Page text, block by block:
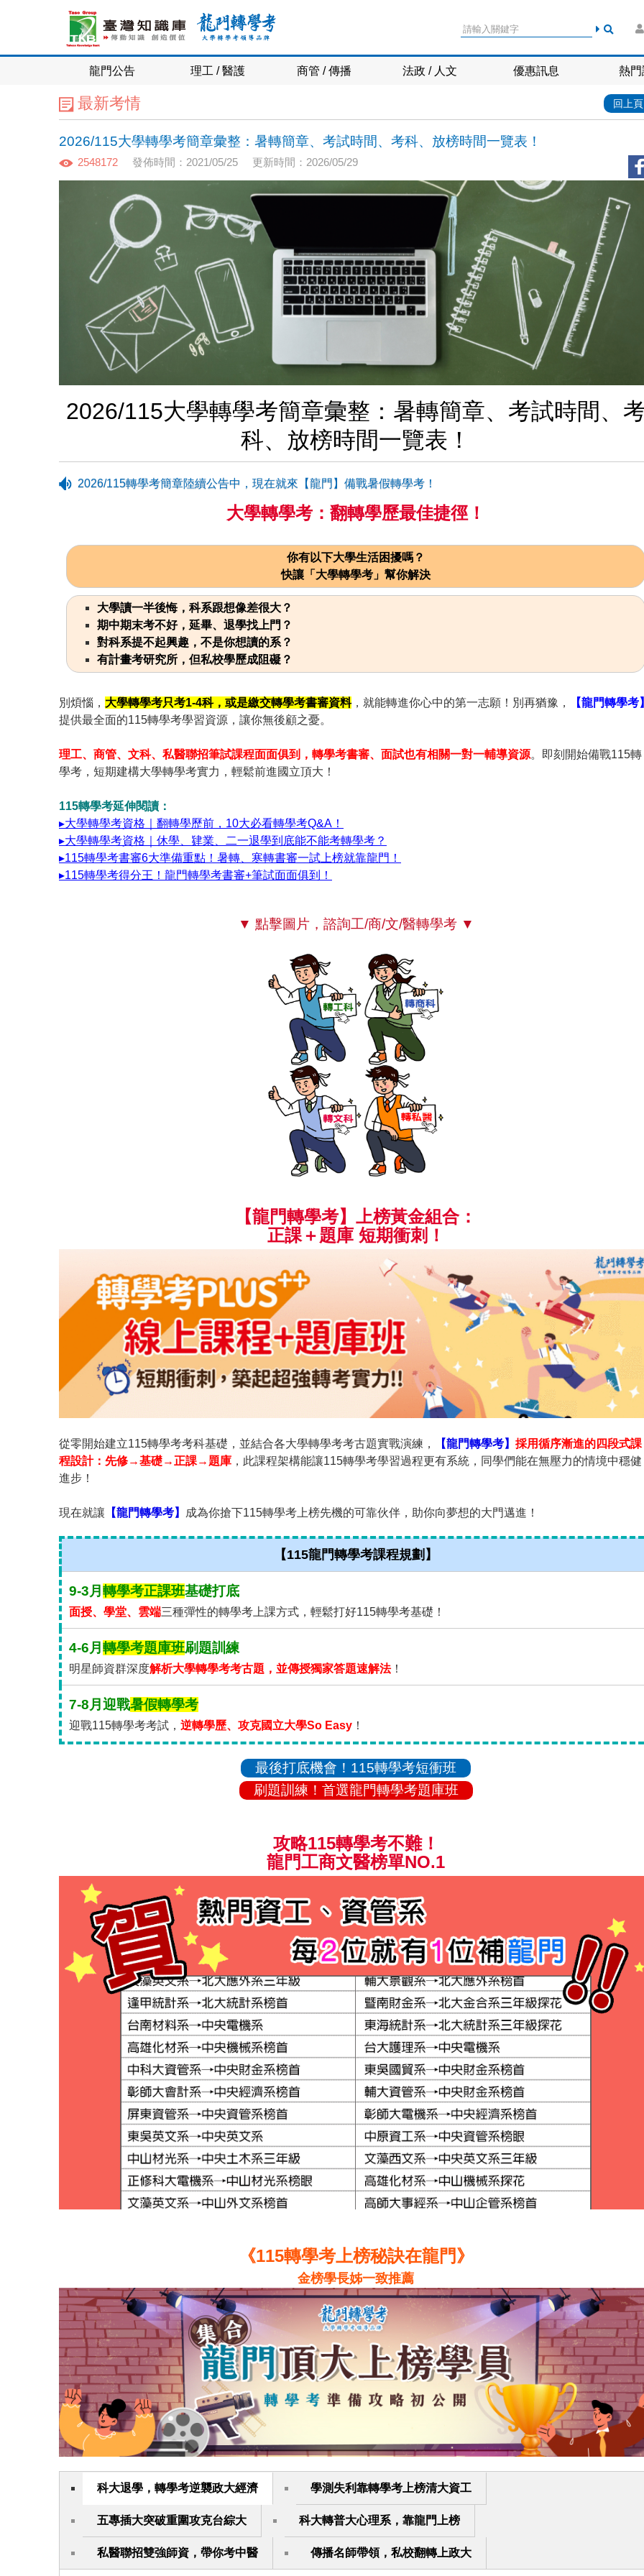
龍門公告 理工 / 醫護 商管 / 傳播 法政 / 人文 優惠訊息 熱
最新考情 回上頁
2026/115大學轉學考簡章彙整：暑轉簡章、考試時間、考科、放榜時間一覽表！
2548172 發佈時間：2021/05/25 更新時間：2026/05/29
2026/115大學轉學考簡章彙整：暑轉簡章、考試時間、
科、放榜時間一覽表！
2026/115轉學考簡章陸續公告中，現在就來【龍門】備戰暑假轉學考！
大學轉學考：翻轉學歷最佳捷徑！
你有以下大學生活困擾嗎？
快讓「大學轉學考」幫你解決
大學讀一半後悔，科系跟想像差很大？
期中期末考不好，延畢、退學找上門？
對科系提不起興趣，不是你想讀的系？
有計畫考研究所，但私校學歷成阻礙？
別煩惱， 大學轉學考只考1-4科，或是繳交轉學考書審資料，就能轉進你心中的第一志願！別再猶豫，
【龍門轉學考
提供最全面的115轉學考學習資源，讓你無後顧之憂。
理工、商管、文科、私醫聯招筆試課程面面俱到，轉學考書審、面試也有相關一對一輔導資源。即刻開始備戰115轉
學考，短期建構大學轉學考實力，輕鬆前進國立頂大！
115轉學考延伸閱讀：
▸大學轉學考資格｜翻轉學歷前，10大必看轉學考Q&A！
▸大學轉學考資格｜休學、肄業、二一退學到底能不能考轉學考？
▸115轉學考書審6大準備重點！暑轉、寒轉書審一試上榜就靠龍門！
▸115轉學考得分王！龍門轉學考書審+筆試面面俱到！
▼ 點擊圖片，諮詢工/商/文/醫轉學考 ▼
【龍門轉學考】上榜黃金組合：
正課＋題庫 短期衝刺！
從零開始建立115轉學考考科基礎，並結合各大學轉學考考古題實戰演練， 【龍門轉學考】 採用循序漸進的四段式課
程設計：先修→基礎→正課→題庫 ，此課程架構能讓115轉學考學習過程更有系統，同學們能在無壓力的情境中穩健
進步！
現在就讓 【龍門轉學考】 成為你搶下115轉學考上榜先機的可靠伙伴，助你向夢想的大門邁進！
【115龍門轉學考課程規劃】
9-3月 轉學考正課班基礎打底
面授、學堂、雲端三種彈性的轉學考上課方式，輕鬆打好115轉學考基礎！
4-6月 轉學考題庫班刷題訓練
明星師資群深度解析大學轉學考考古題，並傳授獨家答題速解法！
7-8月迎戰暑假轉學考
迎戰115轉學考考試， 逆轉學歷、攻克國立大學So Easy ！
最後打底機會！115轉學考短衝班
刷題訓練！首選龍門轉學考題庫班
攻略115轉學考不難！
龍門工商文醫榜單NO.1
《115轉學考上榜秘訣在龍門》
金榜學長姊一致推薦
科大退學，轉學考逆襲政大經濟 學測失利靠轉學考上榜清大資工
五專插大突破重圍攻克台綜大 科大轉普大心理系，靠龍門上榜
私醫聯招雙強師資，帶你考中醫 傳播名師帶領，私校翻轉上政大